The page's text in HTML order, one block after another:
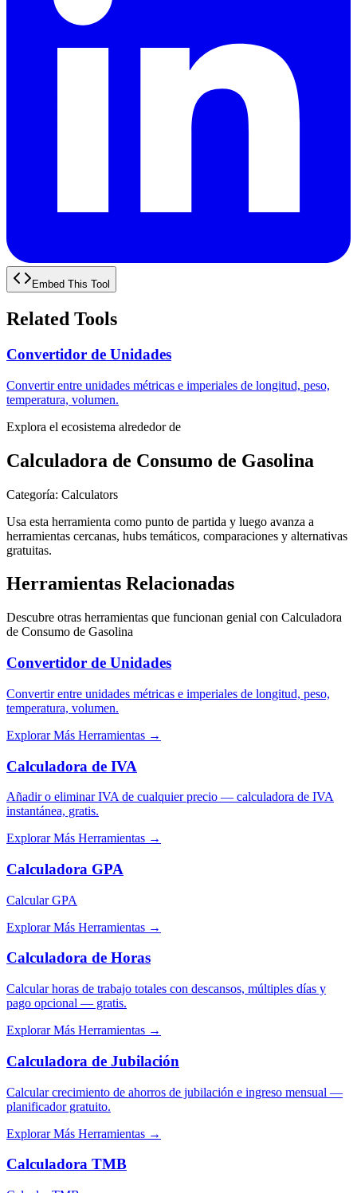
Embed This Tool
Related Tools
Convertidor de Unidades
Convertir entre unidades métricas e imperiales de longitud, peso,
temperatura, volumen.
Explora el ecosistema alrededor de
Calculadora de Consumo de Gasolina
Categoría: Calculators
Usa esta herramienta como punto de partida y luego avanza a
herramientas cercanas, hubs temáticos, comparaciones y alternativas
gratuitas.
Herramientas Relacionadas
Descubre otras herramientas que funcionan genial con Calculadora
de Consumo de Gasolina
Convertidor de Unidades
Convertir entre unidades métricas e imperiales de longitud, peso,
temperatura, volumen.
Explorar Más Herramientas →
Calculadora de IVA
Añadir o eliminar IVA de cualquier precio — calculadora de IVA
instantánea, gratis.
Explorar Más Herramientas →
Calculadora GPA
Calcular GPA
Explorar Más Herramientas →
Calculadora de Horas
Calcular horas de trabajo totales con descansos, múltiples días y
pago opcional — gratis.
Explorar Más Herramientas →
Calculadora de Jubilación
Calcular crecimiento de ahorros de jubilación e ingreso mensual —
planificador gratuito.
Explorar Más Herramientas →
Calculadora TMB